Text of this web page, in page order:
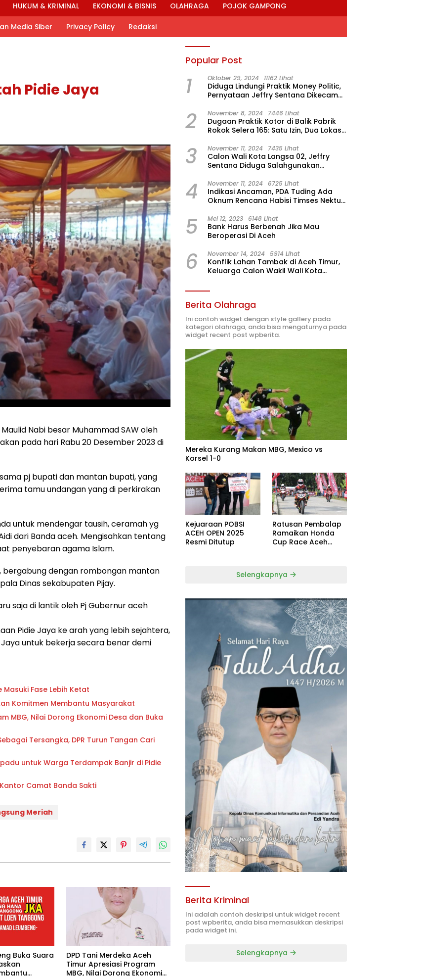
HUKUM & KRIMINAL EKONOMI & BISNIS OLAHRAGA POJOK GAMPONG
Media Siber Privacy Policy Redaksi
Pidie Jaya
Nabi besar Muhammad SAW oleh
pada hari Rabu 20 Desember 2023 di
pj bupati dan mantan bupati, yang
tamu undangan yang di perkirakan
untuk mendengar tausih, ceramah yg
dari Banda aceh. Mengisahkan tentang
penyebaran agama Islam.
bergabung dengan rombongan mantan
Dinas sekabupaten Pijay.
saja di lantik oleh Pj Gubernur aceh
Pidie Jaya ke arah yang lebih sejahtera,
untuk bekerja secara benar demi
Fase Lebih Ketat
Komitmen Membantu Masyarakat
MBG, Nilai Dorong Ekonomi Desa dan Buka
Tersangka, DPR Turun Tangan Cari
untuk Warga Terdampak Banjir di Pidie
Camat Banda Sakti
Meriah
Buka Suara
DPD Tani Merdeka Aceh
Timur Apresiasi Program
MBG, Nilai Dorong Ekonomi
Popular Post
1 Oktober 29, 2024 11162 Lihat
Diduga Lindungi Praktik Money Politic,
Pernyataan Jeffry Sentana Dikecam
2 November 8, 2024 7446 Lihat
Dugaan Praktik Kotor di Balik Pabrik
Rokok Selera 165: Satu Izin, Dua Lokasi
3 November 11, 2024 7435 Lihat
Calon Wali Kota Langsa 02, Jeffry
Sentana Diduga Salahgunakan
4 November 11, 2024 6725 Lihat
Indikasi Ancaman, PDA Tuding Ada
Oknum Rencana Habisi Timses Nektu-
5 Mei 12, 2023 6148 Lihat
Bank Harus Berbenah Jika Mau
Beroperasi Di Aceh
6 November 14, 2024 5914 Lihat
Konflik Lahan Tambak di Aceh Timur,
Keluarga Calon Wakil Wali Kota
Berita Olahraga
Ini contoh widget dengan style gallery pada
kategori olahraga, anda bisa mengaturnya pada
widget recent post wpberita.
Mereka Kurang Makan MBG, Mexico vs
Korsel 1-0
Kejuaraan POBSI
ACEH OPEN 2025
Resmi Ditutup
Ratusan Pembalap
Ramaikan Honda
Cup Race Aceh
Selengkapnya
Berita Kriminal
Ini adalah contoh deskripsi untuk widget recent
post wpberita, anda bisa memasukkan deskripsi
pada widget ini.
Selengkapnya